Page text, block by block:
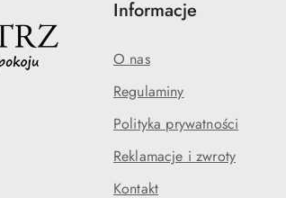
Informacje
O nas
Regulaminy
Polityka prywatności
Reklamacje i zwroty
Kontakt